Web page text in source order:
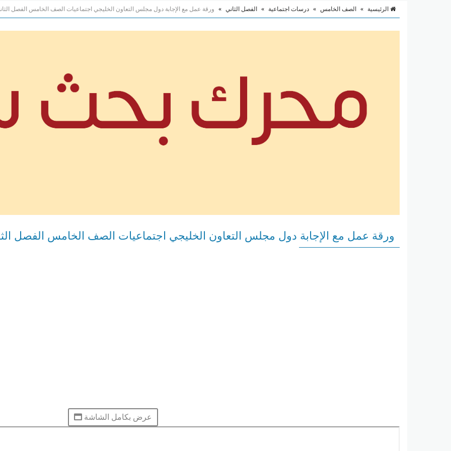
الرئيسية » الصف الخامس » درسات اجتماعية » الفصل الثاني » ورقة عمل مع الإجابة دول مجلس التعاون الخليجي اجتماعيات الصف الخامس الفصل
ورقة عمل مع الإجابة دول مجلس التعاون الخليجي اجتماعيات الصف الخامس الفصل
عرض بكامل الشاشة